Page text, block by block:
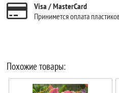
Visa / MasterCard
Принимется оплата
Похожие товары: